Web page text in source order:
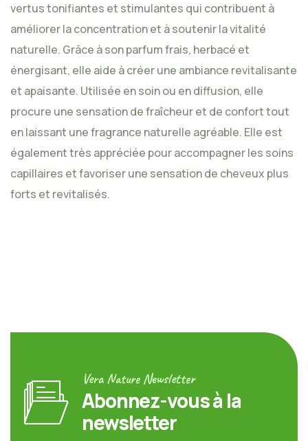
vertus tonifiantes et stimulantes qui contribuent à
améliorer la concentration et à soutenir la vitalité
naturelle. Grâce à son parfum frais, herbacé et
énergisant, elle aide à créer une ambiance revitalisante
et apaisante. Utilisée en soin ou en diffusion, elle
procure une sensation de fraîcheur et de confort tout
en laissant une fragrance naturelle agréable. Elle est
également très appréciée pour accompagner les soins
capillaires et favoriser une sensation de cheveux plus
forts et revitalisés.
Vera Nature Newsletter
Abonnez-vous à la
newsletter